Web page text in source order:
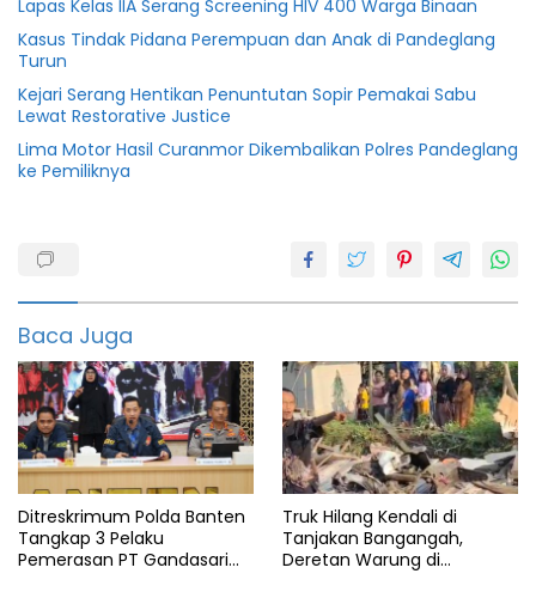
Lapas Kelas IIA Serang Screening HIV 400 Warga Binaan
Kasus Tindak Pidana Perempuan dan Anak di Pandeglang
Turun
Kejari Serang Hentikan Penuntutan Sopir Pemakai Sabu
Lewat Restorative Justice
Lima Motor Hasil Curanmor Dikembalikan Polres Pandeglang
ke Pemiliknya
Seksual
info
Info
pandeglang
Jaksa
penuntut
umum
Kejari
Pandeglang
Oknum
DPRD
Baca Juga
Ditreskrimum Polda Banten
Tangkap 3 Pelaku
Pemerasan PT Gandasari
Truk Hilang Kendali di
Tanjakan Bangangah,
Deretan Warung di